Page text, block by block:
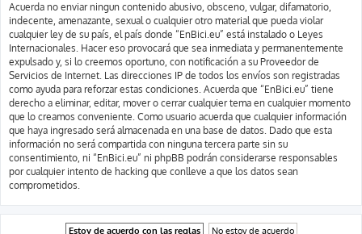
Acuerda no enviar ningun contenido abusivo, obsceno, vulgar, difamatorio,
indecente, amenazante, sexual o cualquier otro material que pueda violar
cualquier ley de su país, el país donde “EnBici.eu” está instalado o Leyes
Internacionales. Hacer eso provocará que sea inmediata y permanentemente
expulsado y, si lo creemos oportuno, con notificación a su Proveedor de
Servicios de Internet. Las direcciones IP de todos los envíos son registradas
como ayuda para reforzar estas condiciones. Acuerda que “EnBici.eu” tiene
derecho a eliminar, editar, mover o cerrar cualquier tema en cualquier momento
que lo creamos conveniente. Como usuario acuerda que cualquier información
que haya ingresado será almacenada en una base de datos. Dado que esta
información no será compartida con ninguna tercera parte sin su
consentimiento, ni “EnBici.eu” ni phpBB podrán considerarse responsables
por cualquier intento de hacking que conlleve a que los datos sean
comprometidos.